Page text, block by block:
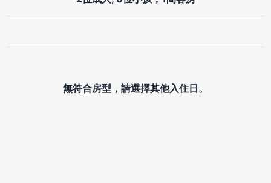
無符合房型，請選擇其他入住日。